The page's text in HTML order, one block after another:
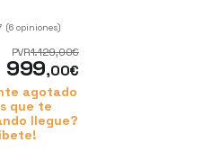
(6 opiniones)
PVR1.129,00€
999,00€
agotado
que te
llegue?